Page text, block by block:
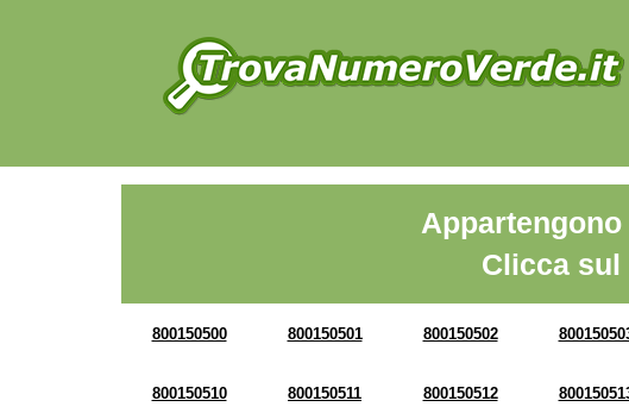
Clicca sul
800150500 800150501 800150502
800150510 800150511 800150512